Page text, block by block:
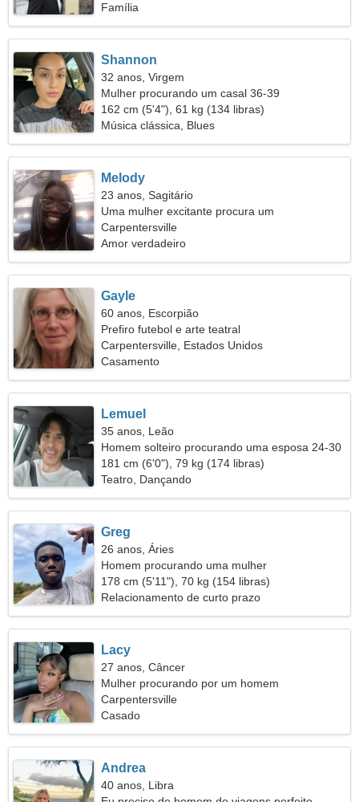
Família
Shannon
32 anos, Virgem
Mulher procurando um casal 36-39
162 cm (5'4"), 61 kg (134 libras)
Música clássica, Blues
Melody
23 anos, Sagitário
Uma mulher excitante procura um
relacionamento sério
Carpentersville
Amor verdadeiro
Gayle
60 anos, Escorpião
Prefiro futebol e arte teatral
Carpentersville, Estados Unidos
Casamento
Lemuel
35 anos, Leão
Homem solteiro procurando uma esposa 24-30
181 cm (6'0"), 79 kg (174 libras)
Teatro, Dançando
Greg
26 anos, Áries
Homem procurando uma mulher
178 cm (5'11"), 70 kg (154 libras)
Relacionamento de curto prazo
Lacy
27 anos, Câncer
Mulher procurando por um homem
Carpentersville
Casado
Andrea
40 anos, Libra